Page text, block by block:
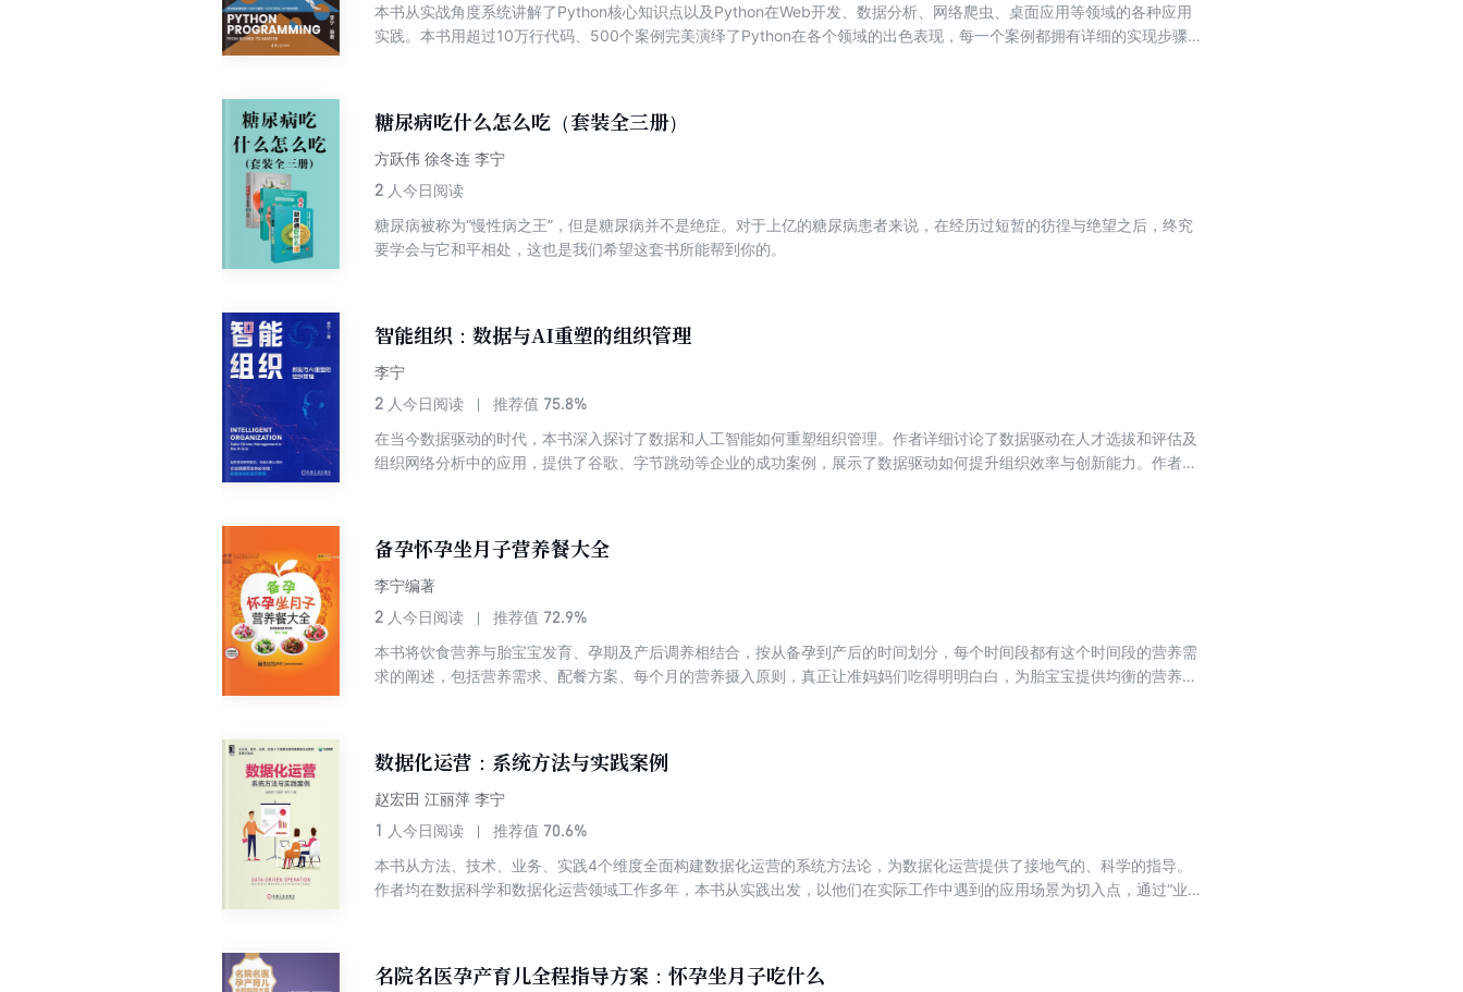
本书从实战角度系统讲解了Python核心知识点以及Python在Web开发、数据分析、网络爬虫、桌面应用等领域的各种应用
实践。本书用超过10万行代码、500个案例完美演绎了Python在各个领域的出色表现，每一个案例都拥有详细的实现步骤，
糖尿病吃什么怎么吃（套装全三册）
方跃伟 徐冬连 李宁
2 人今日阅读
糖尿病被称为“慢性病之王”，但是糖尿病并不是绝症。对于上亿的糖尿病患者来说，在经历过短暂的彷徨与绝望之后，终究
要学会与它和平相处，这也是我们希望这套书所能帮到你的。
智能组织：数据与AI重塑的组织管理
李宁
2 人今日阅读 推荐值 75.8%
在当今数据驱动的时代，本书深入探讨了数据和人工智能如何重塑组织管理。作者详细讨论了数据驱动在人才选拔和评估及
组织网络分析中的应用，提供了谷歌、字节跳动等企业的成功案例，展示了数据驱动如何提升组织效率与创新能力。作者还
备孕怀孕坐月子营养餐大全
李宁编著
2 人今日阅读 推荐值 72.9%
本书将饮食营养与胎宝宝发育、孕期及产后调养相结合，按从备孕到产后的时间划分，每个时间段都有这个时间段的营养需
求的阐述，包括营养需求、配餐方案、每个月的营养摄入原则，真正让准妈妈们吃得明明白白，为胎宝宝提供均衡的营养。
数据化运营：系统方法与实践案例
赵宏田 江丽萍 李宁
1 人今日阅读 推荐值 70.6%
本书从方法、技术、业务、实践4个维度全面构建数据化运营的系统方法论，为数据化运营提供了接地气的、科学的指导。
作者均在数据科学和数据化运营领域工作多年，本书从实践出发，以他们在实际工作中遇到的应用场景为切入点，通过“业务
分析方法，*后介绍了各类数据管理报表（模板）； 应用篇（第4~9章） 开篇首先系统讲解了数据分析的方法论，然后通过
名院名医孕产育儿全程指导方案：怀孕坐月子吃什么